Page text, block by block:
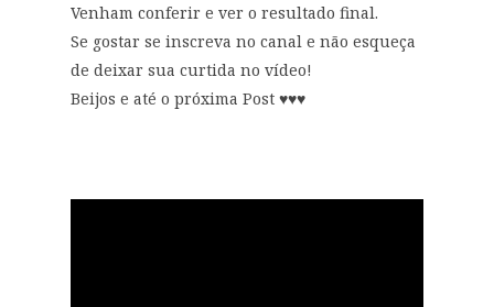
Venham conferir e ver o resultado final.
Se gostar se inscreva no canal e não esqueça
de deixar sua curtida no vídeo!
Beijos e até o próxima Post ♥♥♥